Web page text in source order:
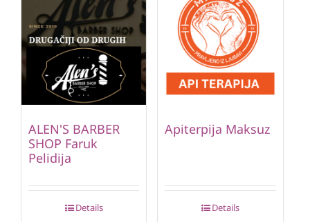
ALEN'S BARBER
SHOP Faruk
Pelidija
Details
Apiterpija Maksuz
Details